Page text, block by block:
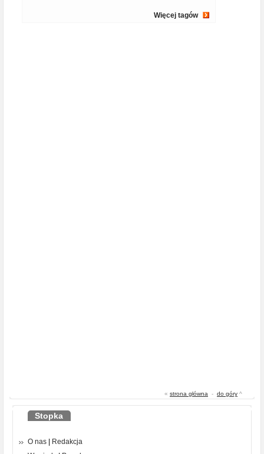
Więcej tagów
« strona główna - do góry ^
Stopka
O nas
Redakcja